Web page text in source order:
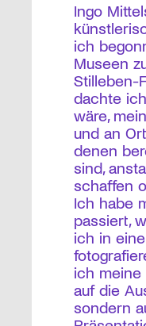
Ingo
ich
Museen
Stilleben-
dachte
wäre,
und an
denen
sind,
schaffen
Ich habe
passiert,
ich in
ich meine
auf die
sondern